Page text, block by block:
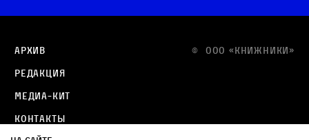
© OOO «КНИЖНИКИ»
Архив
Редакция
Медиа-кит
Контакты